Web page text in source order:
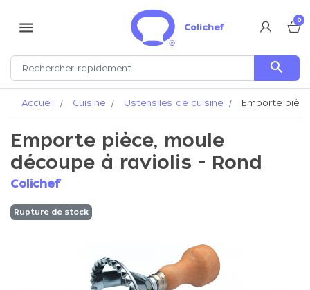
menu Colichef
0
search
Accueil Cuisine Ustensiles de cuisine Emporte
Emporte pièce, moule
découpe à raviolis - Rond
Colichef
Rupture de stock